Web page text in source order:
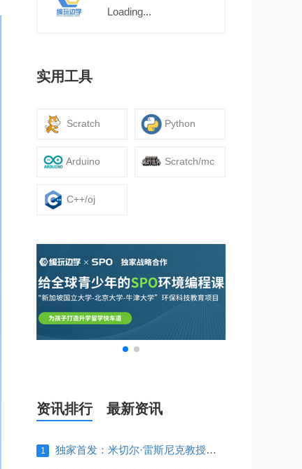
Loading...
实用工具
Scratch Python
Arduino Scratch/mc
C++/oj
资讯排行 最新资讯
1 独家首发：米切尔·雷斯尼克教授来华，或与编玩边学开展深入合作